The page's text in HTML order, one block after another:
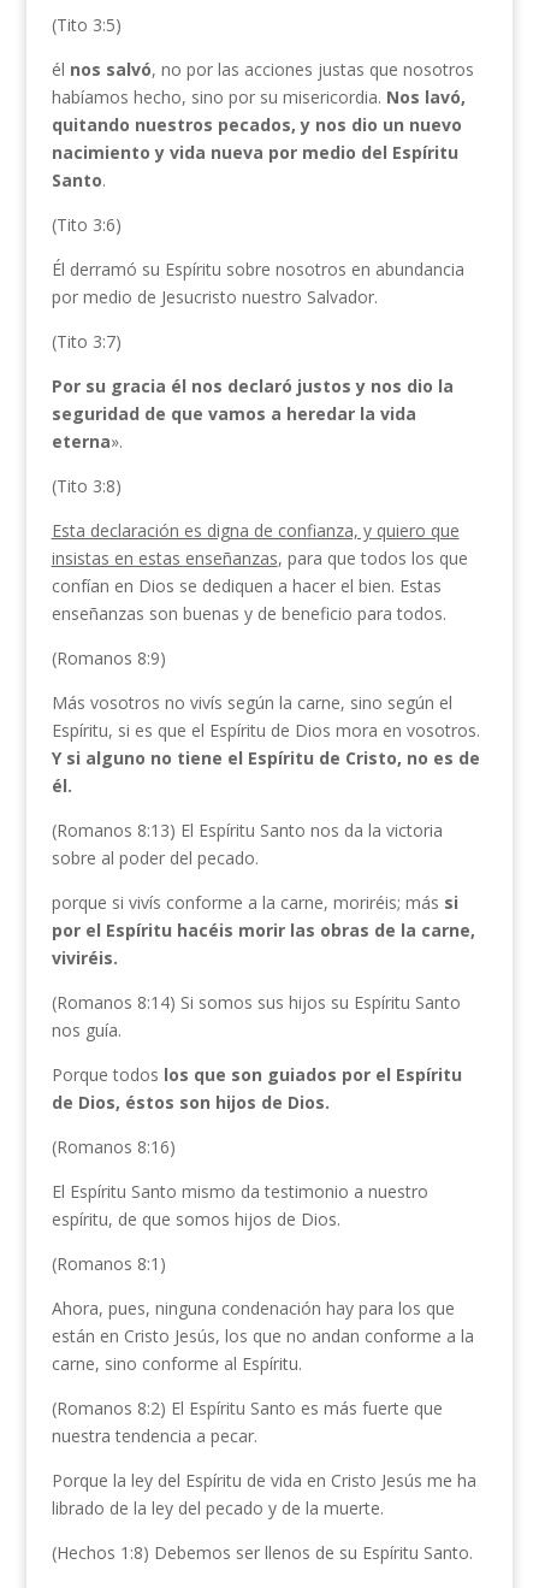
(Tito 3:5)
él nos salvó, no por las acciones justas que nosotros
habíamos hecho, sino por su misericordia. Nos lavó,
quitando nuestros pecados, y nos dio un nuevo
nacimiento y vida nueva por medio del Espíritu
Santo.
(Tito 3:6)
Él derramó su Espíritu sobre nosotros en abundancia
por medio de Jesucristo nuestro Salvador.
(Tito 3:7)
Por su gracia él nos declaró justos y nos dio la
seguridad de que vamos a heredar la vida
eterna».
(Tito 3:8)
Esta declaración es digna de confianza, y quiero que
insistas en estas enseñanzas, para que todos los que
confían en Dios se dediquen a hacer el bien. Estas
enseñanzas son buenas y de beneficio para todos.
(Romanos 8:9)
Más vosotros no vivís según la carne, sino según el
Espíritu, si es que el Espíritu de Dios mora en vosotros.
Y si alguno no tiene el Espíritu de Cristo, no es de
él.
(Romanos 8:13) El Espíritu Santo nos da la victoria
sobre al poder del pecado.
porque si vivís conforme a la carne, moriréis; más si
por el Espíritu hacéis morir las obras de la carne,
viviréis.
(Romanos 8:14) Si somos sus hijos su Espíritu Santo
nos guía.
Porque todos los que son guiados por el Espíritu
de Dios, éstos son hijos de Dios.
(Romanos 8:16)
El Espíritu Santo mismo da testimonio a nuestro
espíritu, de que somos hijos de Dios.
(Romanos 8:1)
Ahora, pues, ninguna condenación hay para los que
están en Cristo Jesús, los que no andan conforme a la
carne, sino conforme al Espíritu.
(Romanos 8:2) El Espíritu Santo es más fuerte que
nuestra tendencia a pecar.
Porque la ley del Espíritu de vida en Cristo Jesús me ha
librado de la ley del pecado y de la muerte.
(Hechos 1:8) Debemos ser llenos de su Espíritu Santo.